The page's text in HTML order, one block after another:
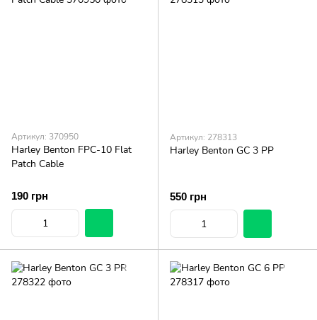
Артикул: 370950
Harley Benton FPC-10 Flat
Patch Cable
190 грн
Артикул: 278313
Harley Benton GC 3 PP
550 грн